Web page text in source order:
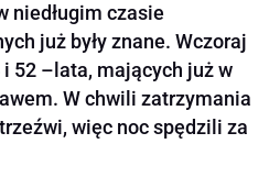
niedługim czasie
już były znane. Wczoraj
52 –lata, mających już w
W chwili zatrzymania
więc noc spędzili za